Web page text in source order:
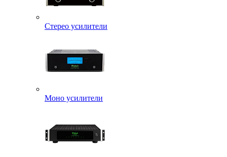
Стерео усилители
Моно усилители